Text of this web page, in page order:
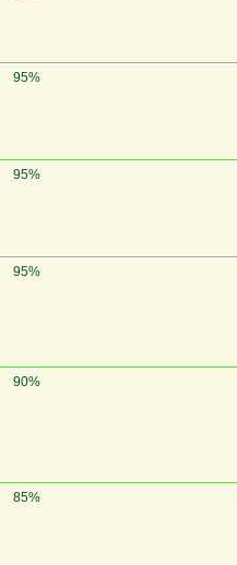
95%
95%
95%
90%
85%